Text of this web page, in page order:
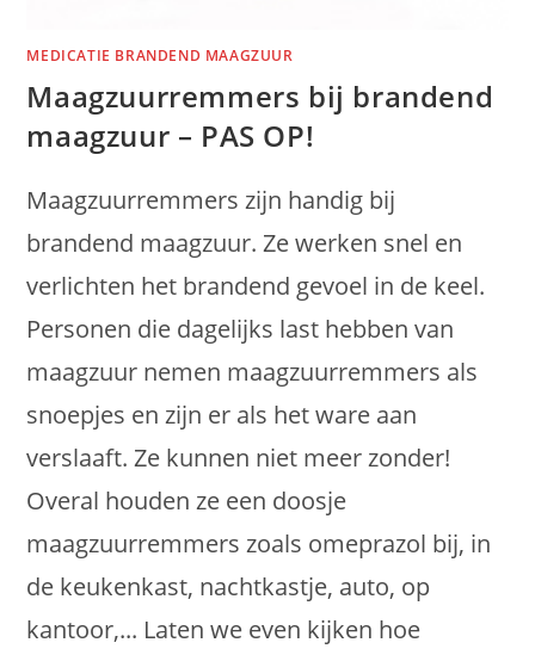
MEDICATIE BRANDEND MAAGZUUR
Maagzuurremmers bij brandend
maagzuur – PAS OP!
Maagzuurremmers zijn handig bij
brandend maagzuur. Ze werken snel en
verlichten het brandend gevoel in de keel.
Personen die dagelijks last hebben van
maagzuur nemen maagzuurremmers als
snoepjes en zijn er als het ware aan
verslaaft. Ze kunnen niet meer zonder!
Overal houden ze een doosje
maagzuurremmers zoals omeprazol bij, in
de keukenkast, nachtkastje, auto, op
kantoor,... Laten we even kijken hoe